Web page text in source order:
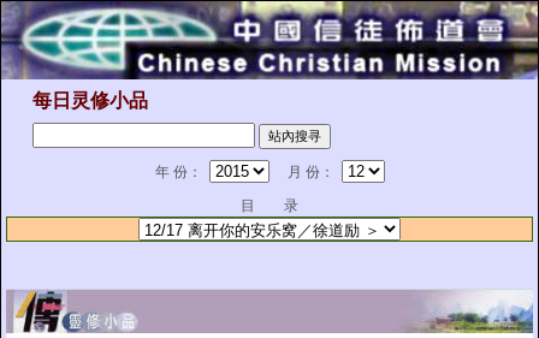
每日灵修小品
年 份：
月 份：
目 录